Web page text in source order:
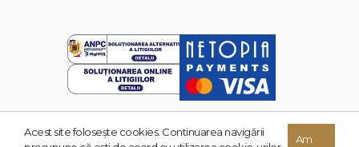
© 2026 Grupul Editorial TREI. Toate drepturile rezervate.
Acest site foloseşte cookies. Continuarea navigării
Am